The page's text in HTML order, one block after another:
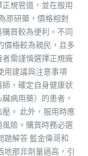
規管道，並在服用
原研藥，價格相對
買較為便利。不同
價格較為親民，且多
需謹慎選擇正規廠
用建議與注意事項
，確定自身健康狀
病用藥）的患者，
。 此外，服用時應
險。購買時務必選
題解答 藍金偉哥和
地那非劑量過高，引